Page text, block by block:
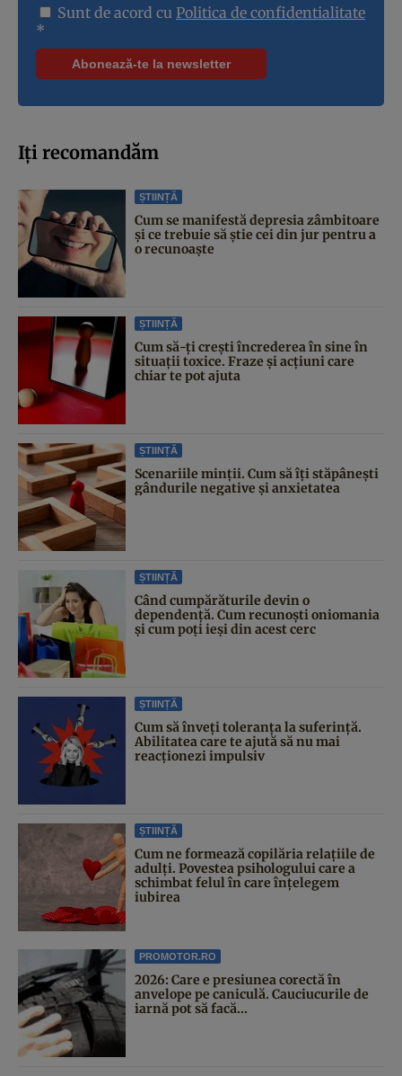
Sunt de acord cu Politica de confidentialitate
*
Iți recomandăm
ȘTIINȚĂ
Cum se manifestă depresia zâmbitoare
și ce trebuie să știe cei din jur pentru a
o recunoaște
ȘTIINȚĂ
Cum să-ți crești încrederea în sine în
situații toxice. Fraze și acțiuni care
chiar te pot ajuta
ȘTIINȚĂ
Scenariile minții. Cum să îți stăpânești
gândurile negative și anxietatea
ȘTIINȚĂ
Când cumpărăturile devin o
dependență. Cum recunoști oniomania
și cum poți ieși din acest cerc
ȘTIINȚĂ
Cum să înveți toleranța la suferință.
Abilitatea care te ajută să nu mai
reacționezi impulsiv
ȘTIINȚĂ
Cum ne formează copilăria relațiile de
adulți. Povestea psihologului care a
schimbat felul în care înțelegem
iubirea
PROMOTOR.RO
2026: Care e presiunea corectă în
anvelope pe caniculă. Cauciucurile de
iarnă pot să facă...